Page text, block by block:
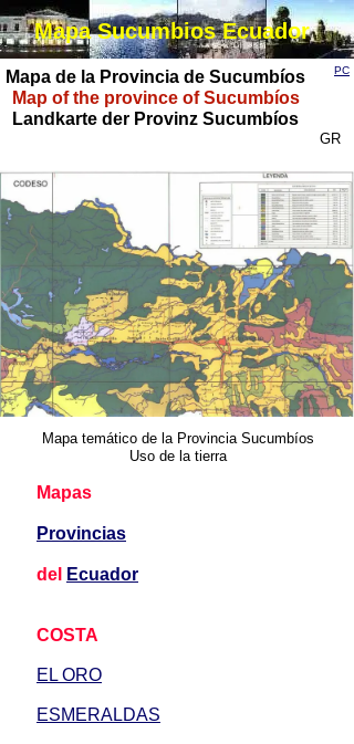
Mapa de la Provincia de Sucumbíos
Map of the province of Sucumbíos
Landkarte der Provinz Sucumbíos
PC
Mapa Sucumbios Ecuador
GR
Mapas
Provincias
del Ecuador
COSTA
EL ORO
ESMERALDAS
Mapa temático de la Provincia Sucumbíos
Uso de la tierra